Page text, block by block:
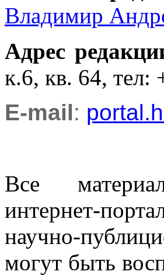
Владимир
Адрес
к.6, кв. 64, тел:
E-mail:
Все
интернет-
научно-
могут быть